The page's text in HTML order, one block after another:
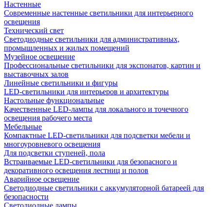
Настенные
Современные настенные светильники для интерьерного
освещения
Технический свет
Светодиодные светильники для административных,
промышленных и жилых помещений
Музейное освещение
Профессиональные светильники для экспонатов, картин и
выставочных залов
Линейные светильники и фигуры
LED-светильники для интерьеров и архитектуры
Настольные функциональные
Качественные LED-лампы для локального и точечного
освещения рабочего места
Мебельные
Компактные LED-светильники для подсветки мебели и
многоуровневого освещения
Для подсветки ступеней, пола
Встраиваемые LED-светильники для безопасного и
декоративного освещения лестниц и полов
Аварийное освещение
Светодиодные светильники с аккумуляторной батареей для
безопасности
Светодиодные лампы